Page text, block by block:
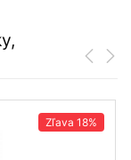
Zľava 18%